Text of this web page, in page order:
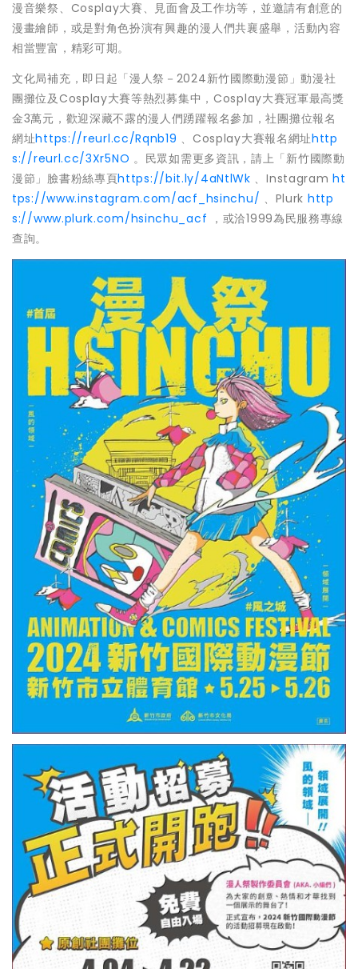
漫音樂祭、Cosplay大賽、見面會及工作坊等，並邀請有創意的
漫畫繪師，或是對角色扮演有興趣的漫人們共襄盛舉，活動內容
相當豐富，精彩可期。
文化局補充，即日起「漫人祭－2024新竹國際動漫節」動漫社
團攤位及Cosplay大賽等熱烈募集中，Cosplay大賽冠軍最高獎
金3萬元，歡迎深藏不露的漫人們踴躍報名參加，社團攤位報名
網址https://reurl.cc/Rqnb19 、Cosplay大賽報名網址http
s://reurl.cc/3Xr5NO 。民眾如需更多資訊，請上「新竹國際動
漫節」臉書粉絲專頁https://bit.ly/4aNtlWk 、Instagramht
tps://www.instagram.com/acf_hsinchu/ 、Plurk http
s://www.plurk.com/hsinchu_acf ，或洽1999為民服務專線
查詢。